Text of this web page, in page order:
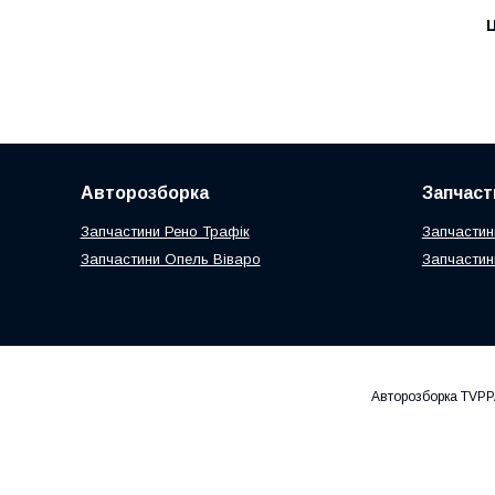
Авторозборка
Запчастини Рено Трафік
Запчастини Опель Віваро